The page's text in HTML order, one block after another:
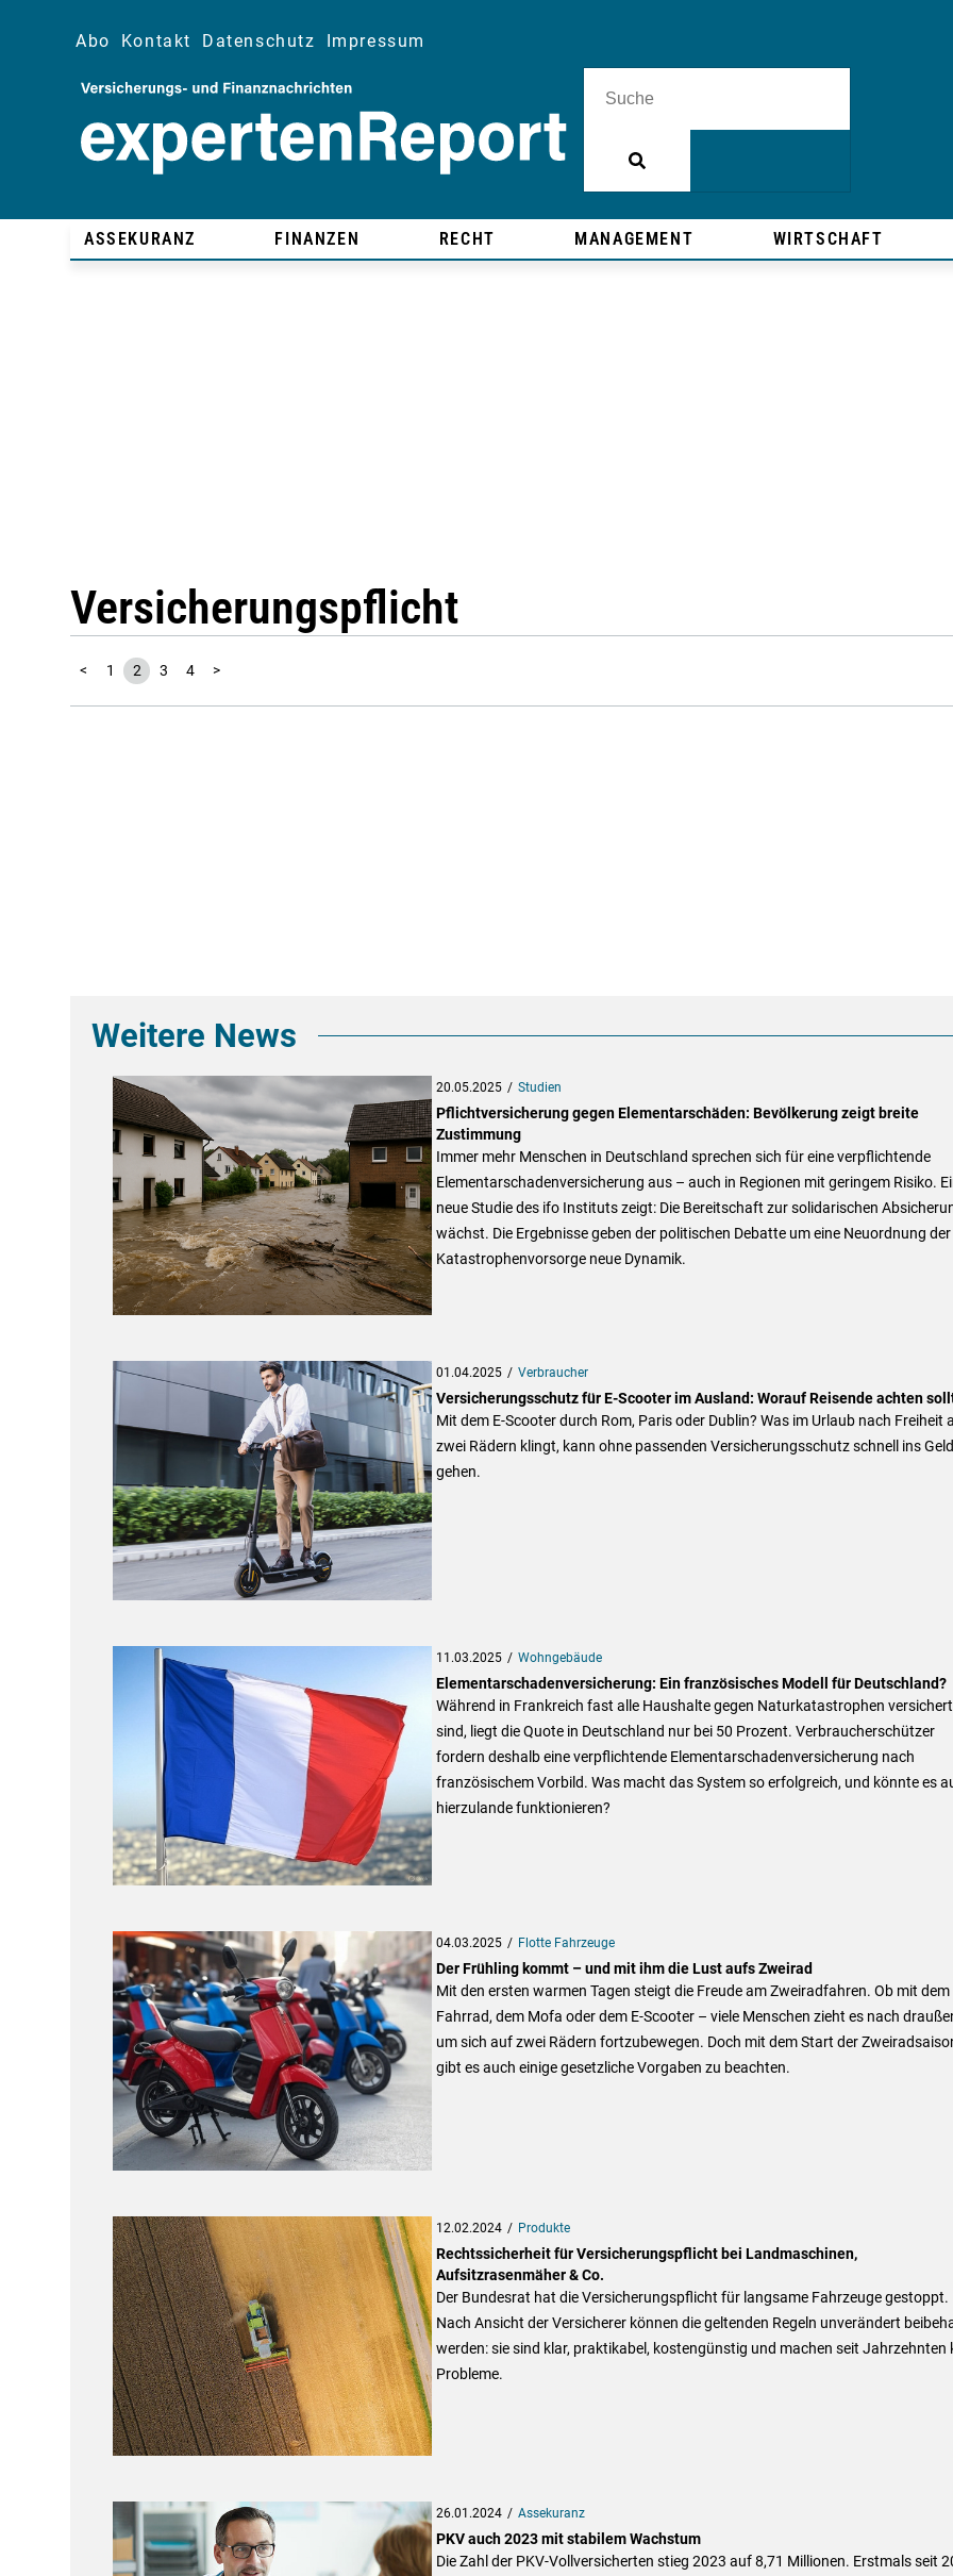
Abo Kontakt Datenschutz Impressum
ASSEKURANZ FINANZEN RECHT MANAGEMENT WIRTSCHAFT
Versicherungspflicht
< 1 2 3 4 >
Weitere News
20.05.2025 Studien
Pflichtversicherung gegen Elementarschäden: Bevölkerung zeigt breite
Zustimmung
Immer mehr Menschen in Deutschland sprechen sich für eine verpflichtende
Elementarschadenversicherung aus – auch in Regionen mit geringem Risiko.
neue Studie des ifo Instituts zeigt: Die Bereitschaft zur solidarischen
wächst. Die Ergebnisse geben der politischen Debatte um eine Neuordnung der
Katastrophenvorsorge neue Dynamik.
01.04.2025 Verbraucher
Versicherungsschutz für E-Scooter im Ausland: Worauf Reisende achten
Mit dem E-Scooter durch Rom, Paris oder Dublin? Was im Urlaub nach Freiheit
zwei Rädern klingt, kann ohne passenden Versicherungsschutz schnell ins Geld
gehen.
11.03.2025 Wohngebäude
Elementarschadenversicherung: Ein französisches Modell für Deutschland?
Während in Frankreich fast alle Haushalte gegen Naturkatastrophen versichert
sind, liegt die Quote in Deutschland nur bei 50 Prozent. Verbraucherschützer
fordern deshalb eine verpflichtende Elementarschadenversicherung nach
französischem Vorbild. Was macht das System so erfolgreich, und könnte es
hierzulande funktionieren?
04.03.2025 Flotte Fahrzeuge
Der Frühling kommt – und mit ihm die Lust aufs Zweirad
Mit den ersten warmen Tagen steigt die Freude am Zweiradfahren. Ob mit dem
Fahrrad, dem Mofa oder dem E-Scooter – viele Menschen zieht es nach
um sich auf zwei Rädern fortzubewegen. Doch mit dem Start der
gibt es auch einige gesetzliche Vorgaben zu beachten.
12.02.2024 Produkte
Rechtssicherheit für Versicherungspflicht bei Landmaschinen,
Aufsitzrasenmäher & Co.
Der Bundesrat hat die Versicherungspflicht für langsame Fahrzeuge gestoppt.
Nach Ansicht der Versicherer können die geltenden Regeln unverändert
werden: sie sind klar, praktikabel, kostengünstig und machen seit Jahrzehnten
Probleme.
26.01.2024 Assekuranz
PKV auch 2023 mit stabilem Wachstum
Die Zahl der PKV-Vollversicherten stieg 2023 auf 8,71 Millionen. Erstmals seit